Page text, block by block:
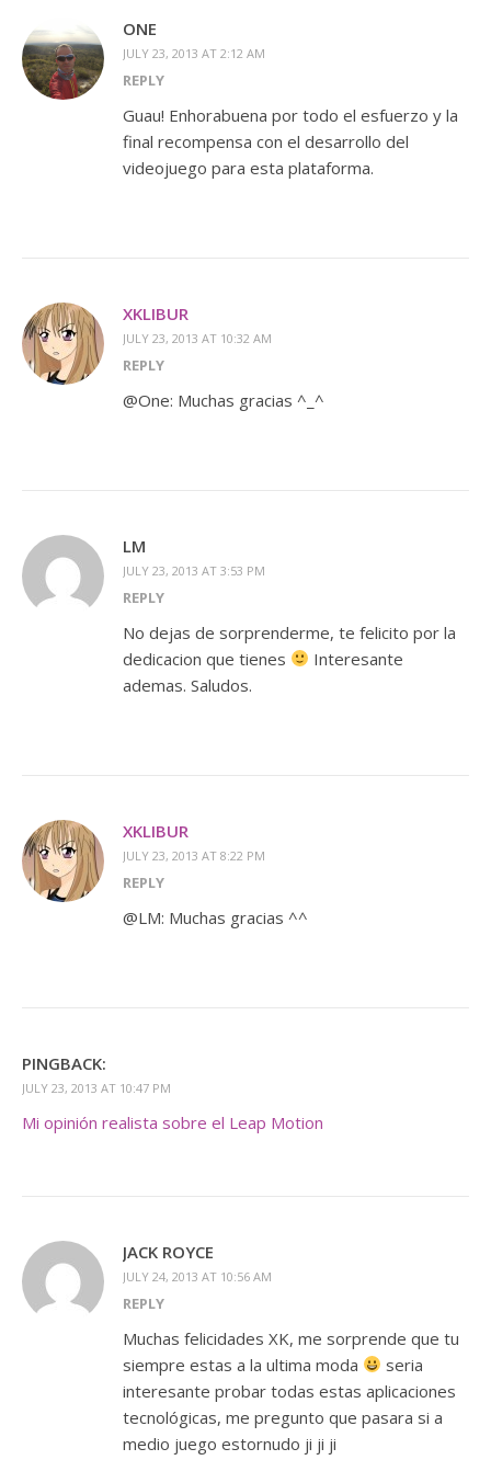
ONE
JULY 23, 2013 AT 2:12 AM
REPLY
Guau! Enhorabuena por todo el esfuerzo y la
final recompensa con el desarrollo del
videojuego para esta plataforma.
XKLIBUR
JULY 23, 2013 AT 10:32 AM
REPLY
@One: Muchas gracias ^_^
LM
JULY 23, 2013 AT 3:53 PM
REPLY
No dejas de sorprenderme, te felicito por la
dedicacion que tienes
Interesante
ademas. Saludos.
XKLIBUR
JULY 23, 2013 AT 8:22 PM
REPLY
@LM: Muchas gracias ^^
PINGBACK:
JULY 23, 2013 AT 10:47 PM
Mi opinión realista sobre el Leap Motion
JACK ROYCE
JULY 24, 2013 AT 10:56 AM
REPLY
Muchas felicidades XK, me sorprende que tu
siempre estas a la ultima moda
seria
interesante probar todas estas aplicaciones
tecnológicas, me pregunto que pasara si a
medio juego estornudo ji ji ji